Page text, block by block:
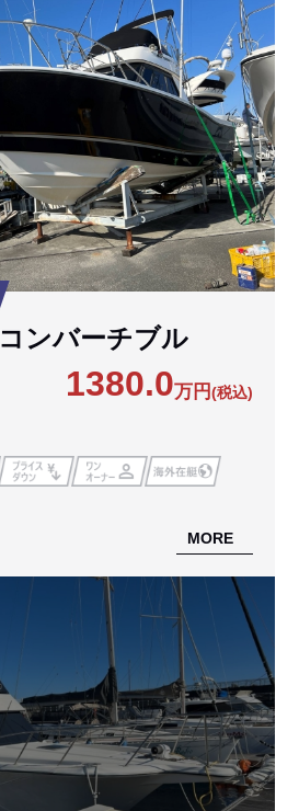
ンバーチブル
1380.0万円(税込)
MORE